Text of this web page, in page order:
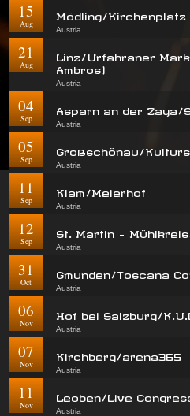
15
Aug
Mödling/Kirchenplatz
Austria
21
Aug
Linz/Urfahraner
Ambros)
Austria
04
Sep
Asparn an der Zaya/
Austria
05
Sep
Großschönau/
Austria
11
Sep
Klam/Meierhof
Austria
12
Sep
St. Martin -
Austria
31
Oct
Gmunden/Toscana
Austria
06
Nov
Hof bei Salzburg/
Austria
07
Nov
Kirchberg/arena365
Austria
11
Nov
Leoben/Live
Austria